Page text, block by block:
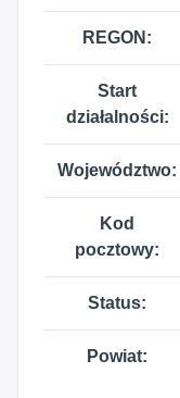
REGON:
Start
działalności:
Województwo:
Kod
pocztowy:
Status:
Powiat: